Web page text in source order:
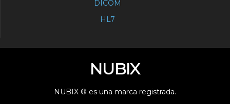
DICOM
HL7
NUBIX
NUBIX ® es una marca registrada.